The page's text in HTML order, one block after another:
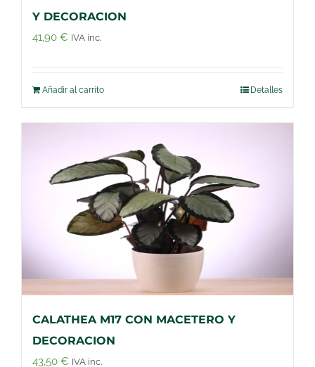
Y DECORACION
41,90 € IVA inc.
Añadir al carrito Detalles
CALATHEA M17 CON MACETERO Y
DECORACION
43,50 € IVA inc.